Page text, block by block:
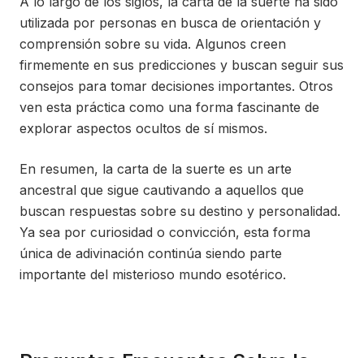
utilizada por personas en busca de orientación y
comprensión sobre su vida. Algunos creen
firmemente en sus predicciones y buscan seguir sus
consejos para tomar decisiones importantes. Otros
ven esta práctica como una forma fascinante de
explorar aspectos ocultos de sí mismos.
En resumen, la carta de la suerte es un arte
ancestral que sigue cautivando a aquellos que
buscan respuestas sobre su destino y personalidad.
Ya sea por curiosidad o convicción, esta forma
única de adivinación continúa siendo parte
importante del misterioso mundo esotérico.